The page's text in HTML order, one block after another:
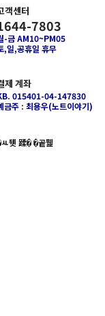
객센터
7803
-금 AM10~PM05
,일,공휴일 휴무
제 계좌
015401-04-147830
금주 : 최용우(노트이야기)
뒛 蹂� �곹뭹